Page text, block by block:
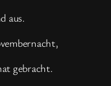
aus.
gebracht.